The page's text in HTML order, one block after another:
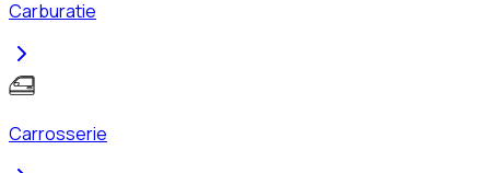
Carburatie
Carrosserie